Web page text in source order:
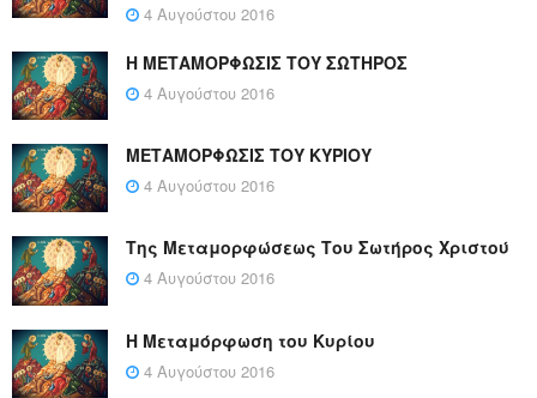
4 Αυγούστου 2016
Η ΜΕΤΑΜΟΡΦΩΣΙΣ ΤΟΥ ΣΩΤΗΡΟΣ
4 Αυγούστου 2016
ΜΕΤΑΜΟΡΦΩΣΙΣ ΤΟΥ ΚΥΡΙΟΥ
4 Αυγούστου 2016
Της Μεταμορφώσεως Του Σωτήρος Χριστού
4 Αυγούστου 2016
Η Μεταμόρφωση του Κυρίου
4 Αυγούστου 2016